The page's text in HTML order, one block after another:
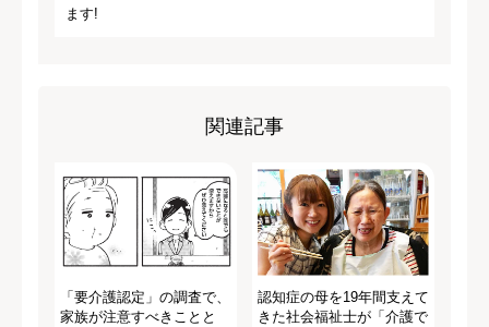
ます!
関連記事
「要介護認定」の調査で、
家族が注意すべきことと
認知症の母を19年間支えて
きた社会福祉士が「介護で